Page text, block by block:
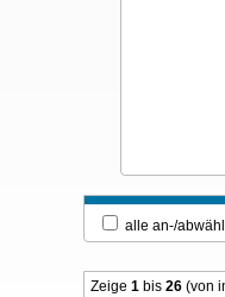
alle an-/
Zeige 1 bis 26 (von